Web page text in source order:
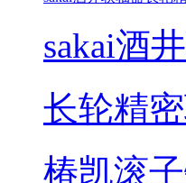
sakai酒
长轮精
椿凯滚